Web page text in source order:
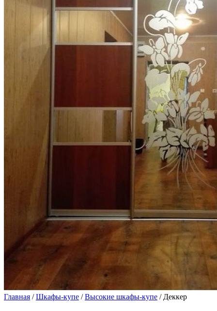
Главная /Шкафы-купе /Высокие шкафы-купе / Деккер